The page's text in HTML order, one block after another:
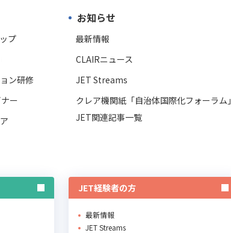
プ
ン研修
ー
お知らせ
最新情報
CLAIRニュース
JET Streams
クレア機関紙「自治体国際化フォーラム」
JET関連記事一覧
JET経験者の方
最新情報
JET Streams